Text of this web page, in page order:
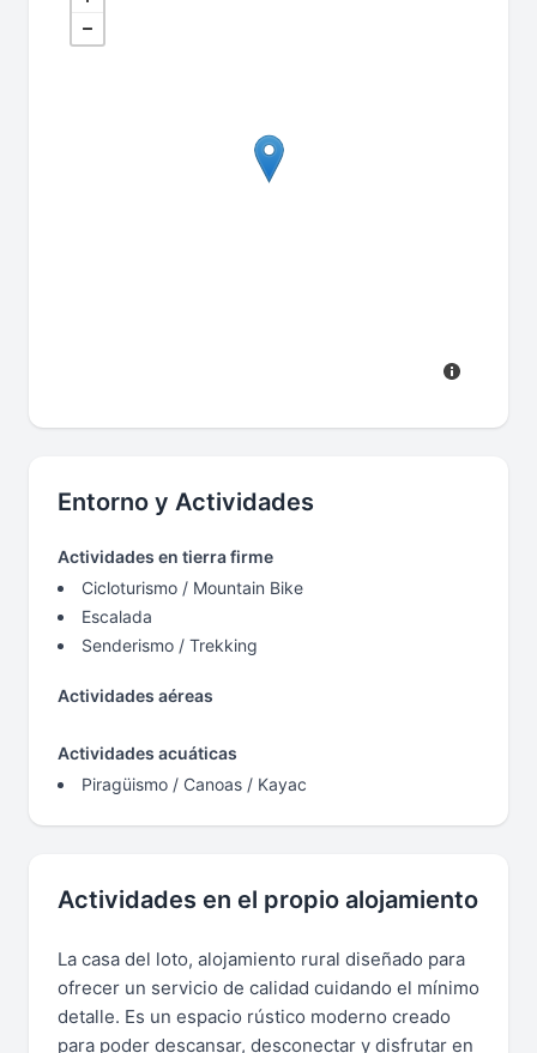
Entorno y Actividades
Actividades en tierra firme
Cicloturismo / Mountain Bike
Escalada
Senderismo / Trekking
Actividades aéreas
Actividades acuáticas
Piragüismo / Canoas / Kayac
Actividades en el propio alojamiento
La casa del loto, alojamiento rural diseñado para
ofrecer un servicio de calidad cuidando el mínimo
detalle. Es un espacio rústico moderno creado
para poder descansar, desconectar y disfrutar en